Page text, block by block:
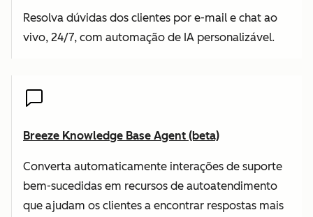
Resolva dúvidas dos clientes por e-mail e chat ao
vivo, 24/7, com automação de IA personalizável.
Breeze Knowledge Base Agent (beta)
Converta automaticamente interações de suporte
bem-sucedidas em recursos de autoatendimento
que ajudam os clientes a encontrar respostas mais